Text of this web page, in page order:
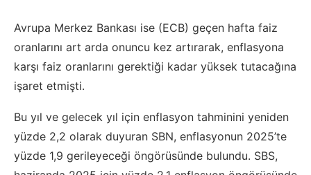
Avrupa Merkez Bankası ise (ECB) geçen hafta faiz
oranlarını art arda onuncu kez artırarak, enflasyona
karşı faiz oranlarını gerektiği kadar yüksek tutacağına
işaret etmişti.
Bu yıl ve gelecek yıl için enflasyon tahminini yeniden
yüzde 2,2 olarak duyuran SBN, enflasyonun 2025’te
yüzde 1,9 gerileyeceği öngörüsünde bulundu. SBS,